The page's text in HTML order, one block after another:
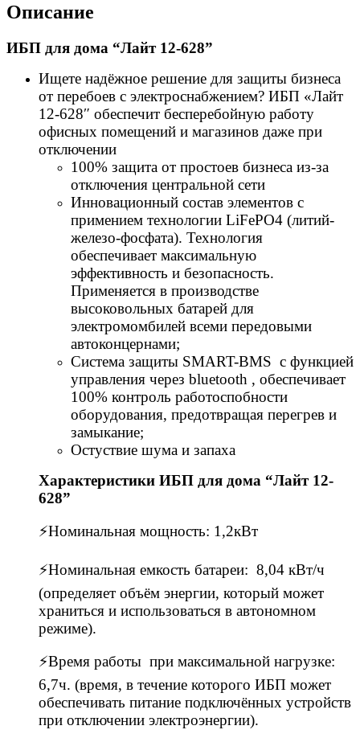
Описание
ИБП для дома “Лайт 12-628”
Ищете надёжное решение для защиты бизнеса
от перебоев с электроснабжением? ИБП «Лайт
12-628″ обеспечит бесперебойную работу
офисных помещений и магазинов даже при
отключении
100% защита от простоев бизнеса из-за
отключения центральной сети
Инновационный состав элементов с
примением технологии LiFePO4 (литий-
железо-фосфата). Технология
обеспечивает максимальную
эффективность и безопасность.
Применяется в производcтве
высоковольных батарей для
электромомбилей всеми передовыми
автоконцернами;
Система защиты SMART-ВМS c функцией
управления через bluеtооth , обеспечивает
100% контроль работоспобности
оборудования, предотвращая перегрев и
замыкание;
Остуствие шума и запаха
Характеристики ИБП для дома “Лайт 12-
628”
⚡Номинальная мощность: 1,2кВт
⚡Номинальная емкость батареи: 8,04 кВт/ч
(определяет объём энергии, который может
храниться и использоваться в автономном
режиме).
⚡Время работы при максимальной нагрузке:
6,7ч. (время, в течение которого ИБП может
обеспечивать питание подключённых устройств
при отключении электроэнергии).